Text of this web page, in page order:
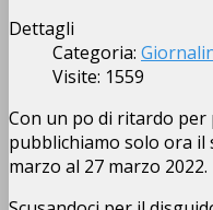
Dettagli
Categoria:
Visite: 1559
Con un po di ritardo
pubblichiamo solo ora il
marzo al 27 marzo 2022.